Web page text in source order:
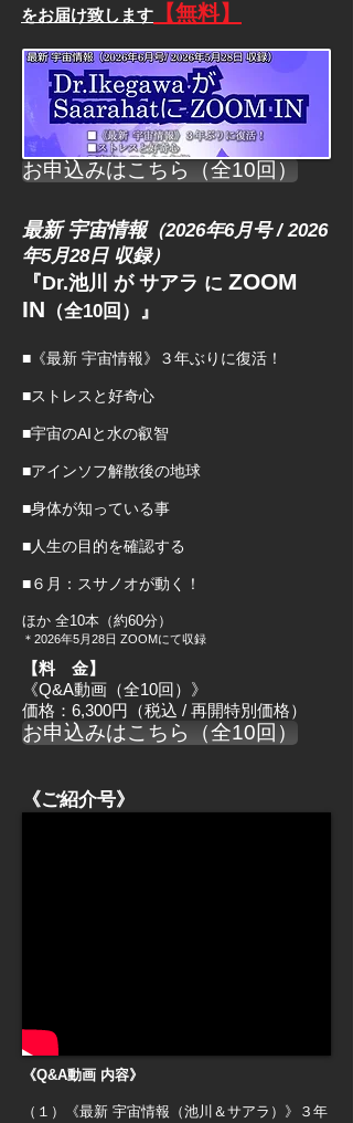
をお届け致します
【無料】
お申込みはこちら（全10回）
最新 宇宙情報（2026年6月号 / 2026
年5月28日 収録）
『Dr.池川 が サアラ に ZOOM
IN （全10回）』
■《最新 宇宙情報》３年ぶりに復活！
■ストレスと好奇心
■宇宙のAIと水の叡智
■アインソフ解散後の地球
■身体が知っている事
■人生の目的を確認する
■６月：スサノオが動く！
ほか 全10本（約60分 ）
＊2026年5月28日 ZOOMにて収録
【料 金】
《Q&A動画（全10回）》
価格：6,300円（税込 / 再開特別価格）
お申込みはこちら（全10回）
《ご紹介号》
《Q&A動画 内容》
（１）《最新 宇宙情報（池川＆サアラ）》３年